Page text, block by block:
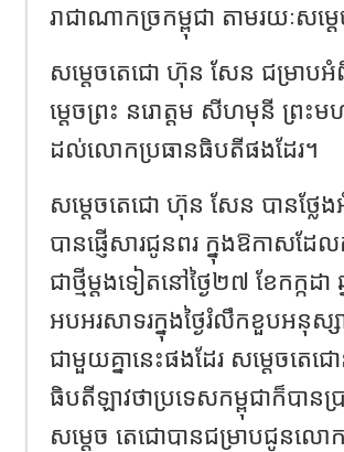
រាជាណាកច្រកម្ពុជា តាមរយៈសម្ត
សម្តេចតេជោ ហ៊ុន សែន ជម្រាបអំពី
ម្តេចព្រះ នរោត្តម សីហមុនី ព្រះម
ដល់លោកប្រធានធិបតីផងដែរ។
សម្តេចតេជោ ហ៊ុន សែន បានថ្
បានផ្ញើសារជូនពរ ក្នុងឱកាសដ
ជាថ្មីម្តងទៀតនៅថ្ងៃ២៧ ខែកក្ក
អបអរសាទរក្នុងថ្ងៃរំលឹកខួបអនុស្ស
ជាមួយគ្នានេះផងដែរ សម្តេចតេ
ធិបតីឡាវថាប្រទេសកម្ពុជាក៏បានប្
សម្តេច តេជោបានជម្រាបជូនលោ